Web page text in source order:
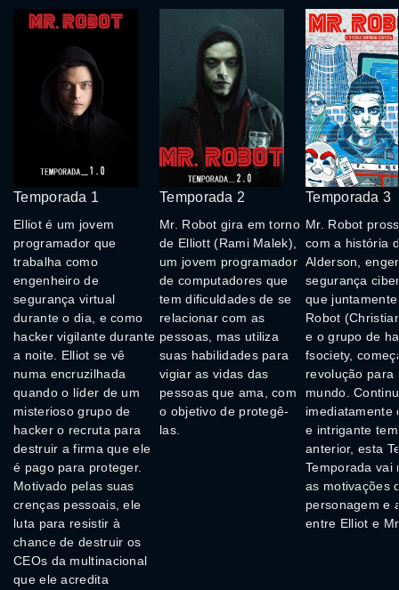
Temporada 1
Elliot é um jovem
programador que
trabalha como
engenheiro de
segurança virtual
durante o dia, e como
hacker vigilante durante
a noite. Elliot se vê
numa encruzilhada
quando o líder de um
misterioso grupo de
hacker o recruta para
destruir a firma que ele
é pago para proteger.
Motivado pelas suas
crenças pessoais, ele
luta para resistir à
chance de destruir os
CEOs da multinacional
que ele acredita
Temporada 2
Mr. Robot gira em torno
de Elliott (Rami Malek),
um jovem programador
de computadores que
tem dificuldades de se
relacionar com as
pessoas, mas utiliza
suas habilidades para
vigiar as vidas das
pessoas que ama, com
o objetivo de protegê-
las.
Temporada 3
Mr. Robot
com a história
Alderson,
segurança
que
Robot
e o grupo de
fsociety,
revolução para
mundo.
imediatamente
e intrigante
anterior, esta
Temporada vai
as motivações
personagem e
entre Elliot e